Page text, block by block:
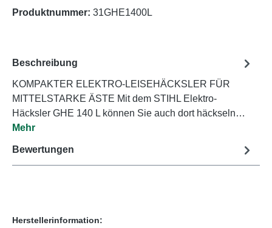
Produktnummer: 31GHE1400L
Beschreibung
KOMPAKTER ELEKTRO-LEISEHÄCKSLER FÜR
MITTELSTARKE ÄSTE Mit dem STIHL Elektro-
Häcksler GHE 140 L können Sie auch dort häckseln…
Mehr
Bewertungen
Herstellerinformation: